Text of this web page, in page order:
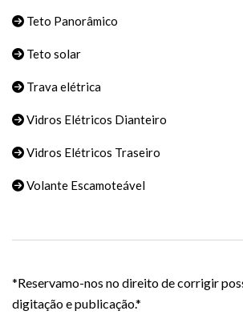
Teto Panorâmico
Teto solar
Trava elétrica
Vidros Elétricos Dianteiro
Vidros Elétricos Traseiro
Volante Escamoteável
*Reservamo-nos no direito de corrigir
digitação e publicação.*